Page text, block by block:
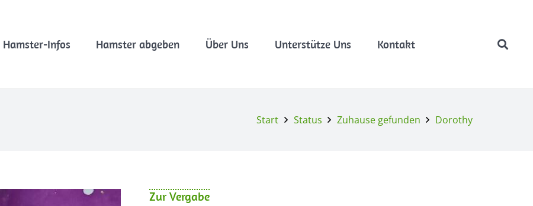
Hamster-Infos Hamster abgeben Über Uns Unterstütze Uns Kontakt
Start Status Zuhause gefunden Dorothy
Zur Vergabe